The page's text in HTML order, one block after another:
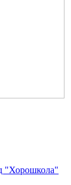
"Хорошкола"